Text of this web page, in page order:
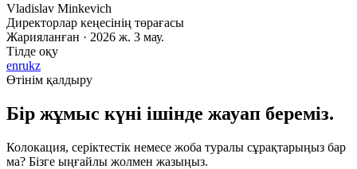
Vladislav Minkevich
Директорлар кеңесінің төрағасы
Жарияланған · 2026 ж. 3 мау.
Тілде оқу
enrukz
Өтінім қалдыру
Бір жұмыс күні ішінде жауап береміз.
Колокация, серіктестік немесе жоба туралы сұрақтарыңыз бар
ма? Бізге ыңғайлы жолмен жазыңыз.